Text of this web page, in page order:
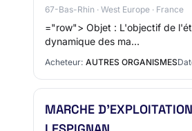
67-Bas-Rhin · West Europe · France
="row"> Objet : L'objectif de
dynamique des ma…
Acheteur: AUTRES ORGANISMES
MARCHE